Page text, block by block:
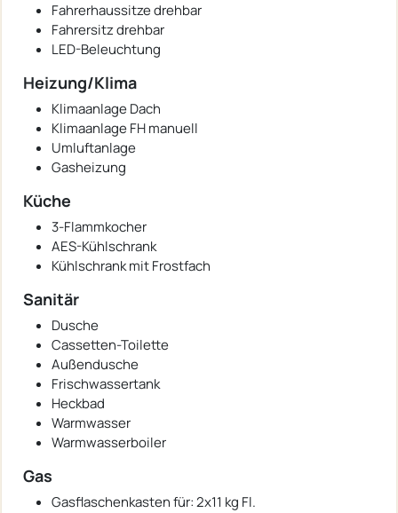
Fahrerhaussitze drehbar
Fahrersitz drehbar
LED-Beleuchtung
Heizung/Klima
Klimaanlage Dach
Klimaanlage FH manuell
Umluftanlage
Gasheizung
Küche
3-Flammkocher
AES-Kühlschrank
Kühlschrank mit Frostfach
Sanitär
Dusche
Cassetten-Toilette
Außendusche
Frischwassertank
Heckbad
Warmwasser
Warmwasserboiler
Gas
Gasflaschenkasten für: 2x11 kg Fl.